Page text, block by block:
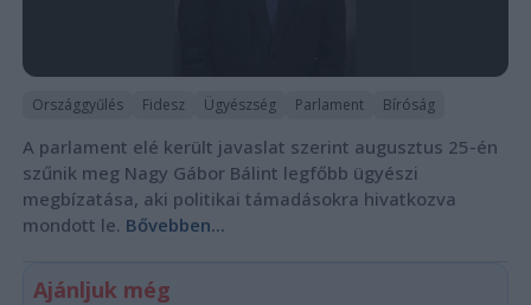
Országgyűlés Fidesz Ügyészség Parlament Bíróság
A parlament elé került javaslat szerint augusztus 25-én
szűnik meg Nagy Gábor Bálint legfőbb ügyészi
megbízatása, aki politikai támadásokra hivatkozva
mondott le. Bővebben...
Ajánljuk még